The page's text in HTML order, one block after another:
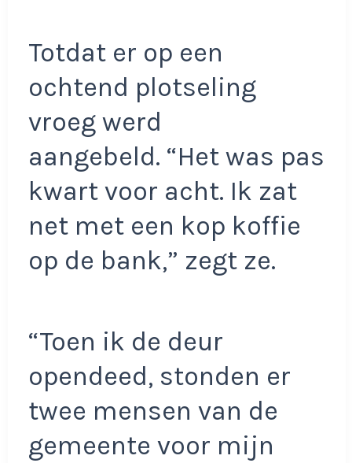
Totdat er op een
ochtend plotseling
vroeg werd
aangebeld. “Het was pas
kwart voor acht. Ik zat
net met een kop koffie
op de bank,” zegt ze.
“Toen ik de deur
opendeed, stonden er
twee mensen van de
gemeente voor mijn